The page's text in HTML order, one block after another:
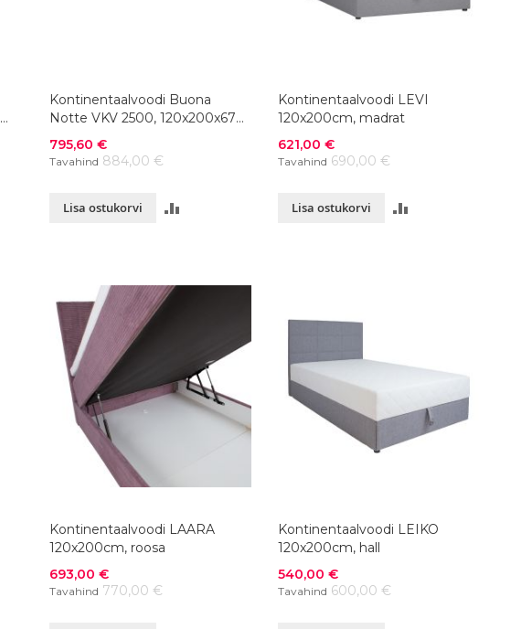
Kontinentaalvoodi Buona
Notte VKV 2500, 120x200x67
Soodushind
795,60 €
Tavahind 884,00 €
Lisa ostukorvi
Kontinentaalvoodi LEVI
120x200cm, madrat
Soodushind
621,00 €
Tavahind 690,00 €
Lisa ostukorvi
Kontinentaalvoodi LAARA
120x200cm, roosa
Soodushind
693,00 €
Tavahind 770,00 €
Kontinentaalvoodi LEIKO
120x200cm, hall
Soodushind
540,00 €
Tavahind 600,00 €